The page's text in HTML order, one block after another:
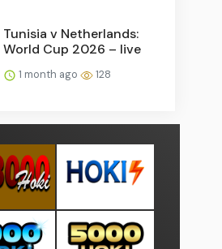
Tunisia v Netherlands:
World Cup 2026 – live
1 month ago 128